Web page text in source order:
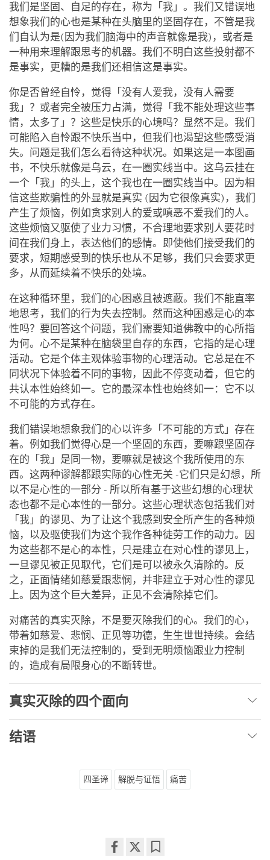
我们是坚固、自足的存在，称为「我」。我们又错误地
想象我们的心也是某种在头脑里的坚固存在，不管是我
们自认为是(因为我们脑海中的声音就像是我)，或者是
一种用来理解跟思考的机器。我们不明白这些投射都不
是事实，更糟的是我们还相信这是事实。
你是否曾经自怜，觉得「没有人爱我，没有人需要
我」？或者完全被压力占满，觉得「我不能处理这些事
情，太多了」？这些是快乐的心境吗？显然不是。我们
可能陷入自怜跟不快乐当中，但我们也渴望这些感受消
失。问题是我们怎么看待这种状况。如果这是一本图画
书，不快乐就像是乌云，在一圈实线当中。这乌云挂在
一个「我」的头上，这个我也在一圈实线当中。因为相
信这些欺骗性的外显就是真实 (因为它很像真实)，我们
产生了烦恼，例如贪求别人的爱或嗔恶不爱我们的人。
这些烦恼又驱使了业力习惯，不合理地要求别人要花时
间在我们身上，表达他们的感情。即使他们接受我们的
要求，短期感受到的快乐也从不足够，我们只会要求更
多，从而延续着不快乐的处境。
在这种循环里，我们的心困惑且被遮蔽。我们不能直率
地思考，我们的行为失去控制。然而这种困惑是心的本
性吗？要回答这个问题，我们需要知道佛教中的心所指
为何。心不是某种在脑袋里自存的东西，它指的是心理
活动。它是个体主观体验事物的心理活动。它总是在不
同状况下体验着不同的事物，因此不停变动着，但它的
共认本性始终如一。它的最深本性也始终如一：它不以
不可能的方式存在。
我们错误地想象我们的心以许多「不可能的方式」存在
着。例如我们觉得心是一个坚固的东西，要嘛跟坚固存
在的「我」是同一物，要嘛就是被这个我所使用的东
西。这两种谬解都跟实际的心性无关 -它们只是幻想，所
以不是心性的一部分 - 所以所有基于这些幻想的心理状
态也都不是心本性的一部分。这些心理状态包括我们对
「我」的谬见、为了让这个我感到安全所产生的各种烦
恼，以及驱使我们为这个我作各种徒劳工作的动力。因
为这些都不是心的本性，只是建立在对心性的谬见上，
一旦谬见被正见取代，它们是可以被永久清除的。反
之，正面情绪如慈爱跟悲悯，并非建立于对心性的谬见
上。因为这个巨大差异，正见不会清除掉它们。
对痛苦的真实灭除，不是要灭除我们的心。我们的心，
带着如慈爱、悲悯、正见等功德，生生世世持续。会结
束掉的是我们无法控制的，受到无明烦恼跟业力控制
的，造成有局限身心的不断转世。
真实灭除的四个面向
结语
四圣谛 解脱与证悟 痛苦